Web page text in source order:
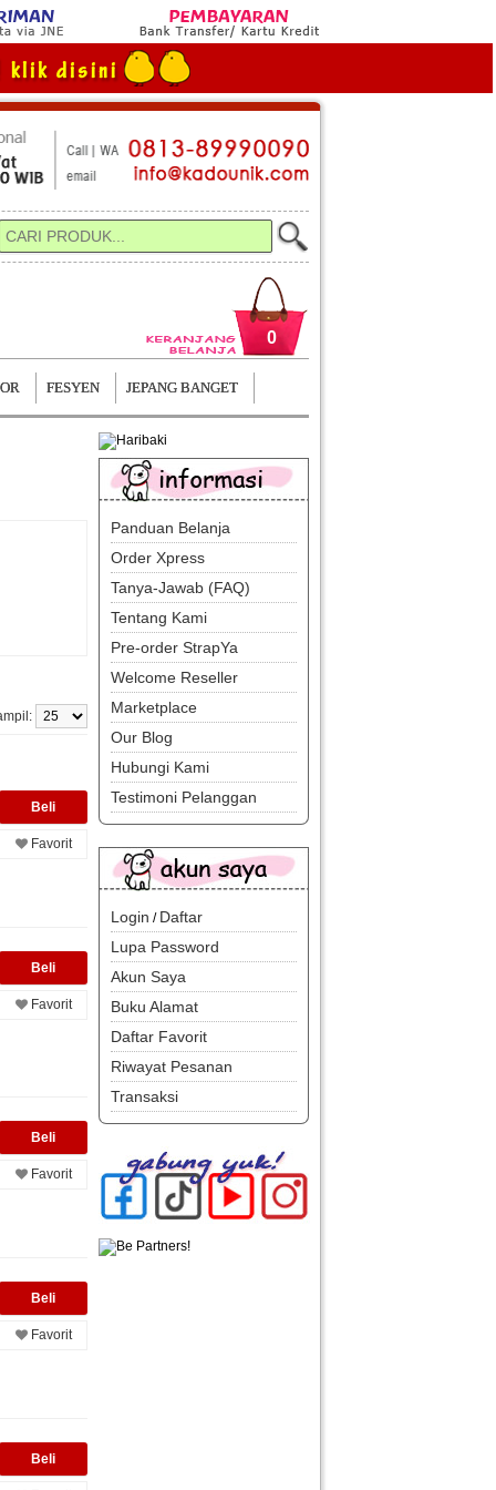
FESYEN JEPANG BANGET
0
Panduan Belanja
Order Xpress
Tanya-Jawab (FAQ)
Tentang Kami
Pre-order StrapYa
Welcome Reseller
Marketplace
Our Blog
Hubungi Kami
Testimoni Pelanggan
Login / Daftar
Lupa Password
Akun Saya
Buku Alamat
Daftar Favorit
Riwayat Pesanan
Transaksi
Favorit
Favorit
Favorit
Favorit